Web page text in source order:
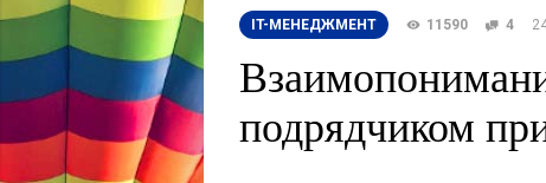
IT-МЕНЕДЖМЕНТ 11590 4
подрядчиком